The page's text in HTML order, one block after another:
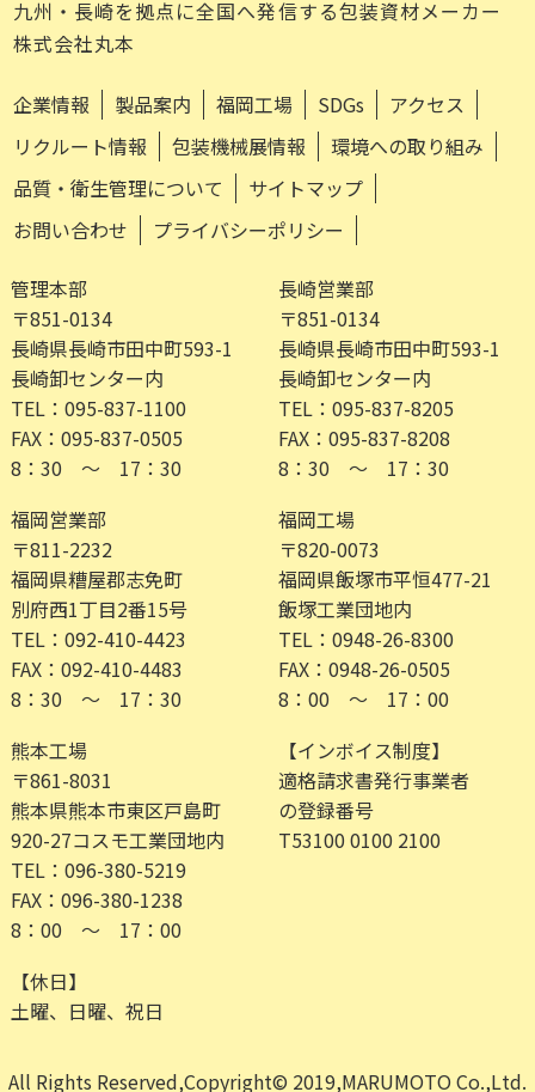
九州・長崎を拠点に全国へ発信する包装資材メーカー
株式会社丸本
企業情報 製品案内 福岡工場 SDGs
アクセス
リクルート情報
包装機械展情報
環境への取り組み
品質・衛生管理について
サイトマップ
お問い合わせ
プライバシーポリシー
管理本部
〒851-0134
長崎県長崎市田中町593-1
長崎卸センター内
TEL：095-837-1100
FAX：095-837-0505
8：30 ～ 17：30
長崎営業部
〒851-0134
長崎県長崎市田中町593-1
長崎卸センター内
TEL：095-837-8205
FAX：095-837-8208
8：30 ～ 17：30
福岡営業部
〒811-2232
福岡県糟屋郡志免町
別府西1丁目2番15号
TEL：092-410-4423
FAX：092-410-4483
8：30 ～ 17：30
福岡工場
〒820-0073
福岡県飯塚市平恒477-21
飯塚工業団地内
TEL：0948-26-8300
FAX：0948-26-0505
8：00 ～ 17：00
熊本工場
〒861-8031
熊本県熊本市東区戸島町
920-27コスモ工業団地内
TEL：096-380-5219
FAX：096-380-1238
8：00 ～ 17：00
【インボイス制度】
適格請求書発行事業者
の登録番号
T53100 0100 2100
【休日】
土曜、日曜、祝日
All Rights Reserved,Copyright© 2019,MARUMOTO Co.,Ltd.